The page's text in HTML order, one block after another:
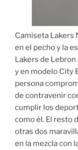
Camiseta Lakers
en el pecho y la
Lakers de Lebron
y en modelo City
persona
de contravenir
cumplir los
como él. El resto
otras dos
en la mezcla con